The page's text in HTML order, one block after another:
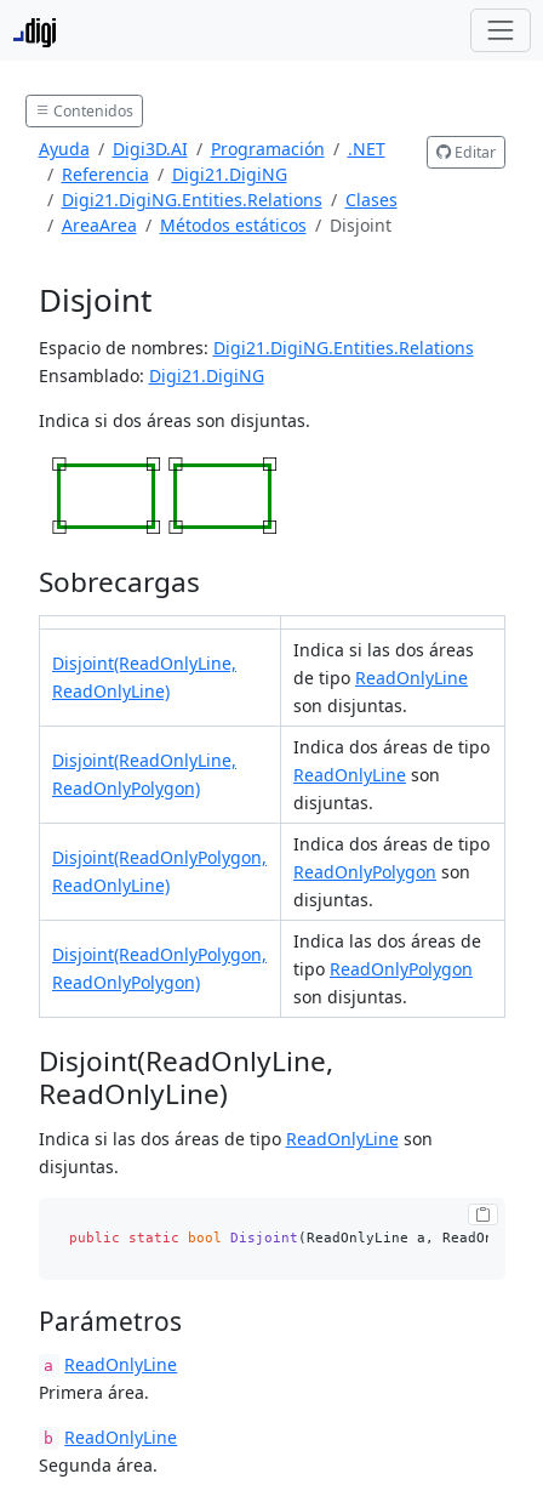
Contenidos
Ayuda Digi3D.AI Programación
.NET
Referencia
Digi21.DigiNG
Digi21.DigiNG.Entities.Relations
Clases
AreaArea
Métodos estáticos Disjoint
Editar
Disjoint
Espacio de nombres: Digi21.DigiNG.Entities.Relations
Ensamblado: Digi21.DigiNG
Indica si dos áreas son disjuntas.
Sobrecargas
Disjoint(ReadOnlyLine,
ReadOnlyLine)
Indica si las dos áreas
de tipo ReadOnlyLine
son disjuntas.
Disjoint(ReadOnlyLine,
ReadOnlyPolygon)
Indica dos áreas de tipo
ReadOnlyLine son
disjuntas.
Disjoint(ReadOnlyPolygon,
ReadOnlyLine)
Indica dos áreas de tipo
ReadOnlyPolygon son
disjuntas.
Disjoint(ReadOnlyPolygon,
ReadOnlyPolygon)
Indica las dos áreas de
tipo ReadOnlyPolygon
son disjuntas.
Disjoint(ReadOnlyLine,
ReadOnlyLine)
Indica si las dos áreas de tipo ReadOnlyLineson
disjuntas.
public static bool Disjoint (ReadOnlyLine a,
Parámetros
a
ReadOnlyLine
Primera área.
b
ReadOnlyLine
Segunda área.